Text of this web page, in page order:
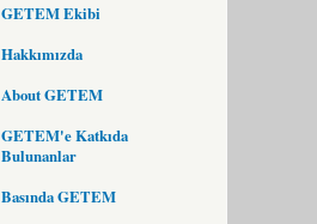
GETEM Ekibi
Hakkımızda
About GETEM
GETEM'e Katkıda
Bulunanlar
Basında GETEM